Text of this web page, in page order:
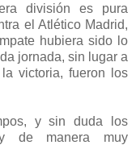
división es pura
el Atlético Madrid,
hubiera sido lo
jornada, sin lugar a
victoria, fueron los
y sin duda los
de manera muy